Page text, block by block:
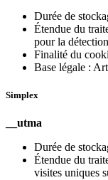
Durée de
Étendue du
pour la
Finalité du
Base légale :
Simplex
__utma
Durée de
Étendue du
visites uniques